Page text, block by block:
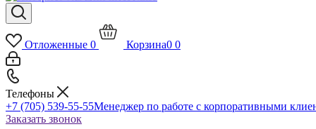
Отложенные 0 Корзина0 0
Телефоны
+7 (705) 539-55-55Менеджер по работе с корпоративными
Заказать звонок